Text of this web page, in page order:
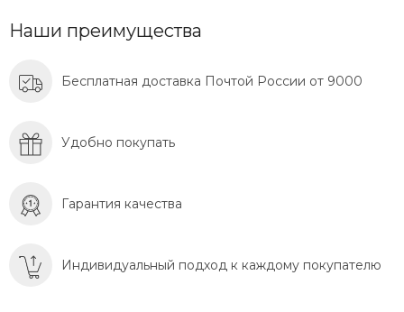
Наши преимущества
Бесплатная доставка Почтой России от 9000
Удобно покупать
Гарантия качества
Индивидуальный подход к каждому покупателю